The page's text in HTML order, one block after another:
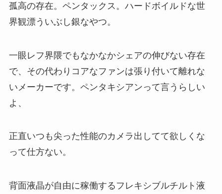
孤高の存在。ペンタックス。ハードボイルドな世
界観漂ういぶし銀なやつ。
一眼レフ界隈でもなかなかシェアの伸びない存在
で、その代わりコアなファンは張り付いて離れな
いメーカーです。ペンタキシアンって言うらしい
よ、
正直いつも尖った性能のカメラ出してて欲しくな
って仕方ない。
背面液晶が自由に稼働するフレキシブルチルト液